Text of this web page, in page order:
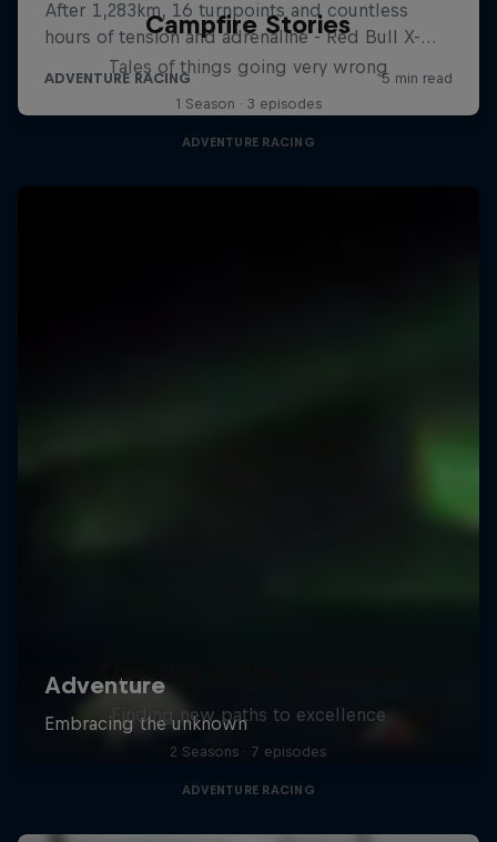
Campfire Stories
Tales of things going very wrong
1 Season · 3 episodes
ADVENTURE RACING
The Way of the Wildcard
Finding new paths to excellence
2 Seasons · 7 episodes
ADVENTURE RACING